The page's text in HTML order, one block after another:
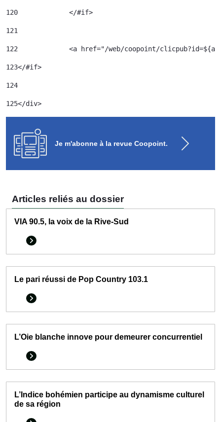
120
121
122
<a href="/web/coopoint/
123</#if>
124
125</div>
Je m'abonne à la revue Coopoint.
Articles reliés au dossier
VIA 90.5, la voix de la Rive-Sud
Le pari réussi de Pop Country 103.1
L’Oie blanche innove pour demeurer concurrentiel
L’Indice bohémien participe au dynamisme culturel
de sa région